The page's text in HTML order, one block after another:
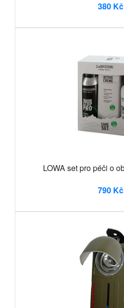
380 Kč
LOWA set pro péči o
790 Kč